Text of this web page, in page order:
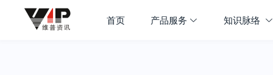
首页 产品服务 知识脉络